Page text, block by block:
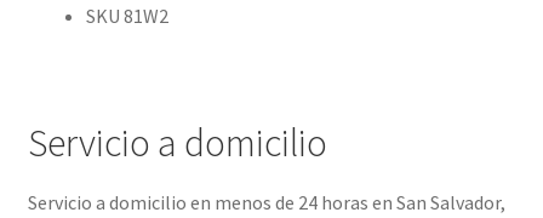
SKU 81W2
Servicio a domicilio
Servicio a domicilio en menos de 24 horas en San Salvador,